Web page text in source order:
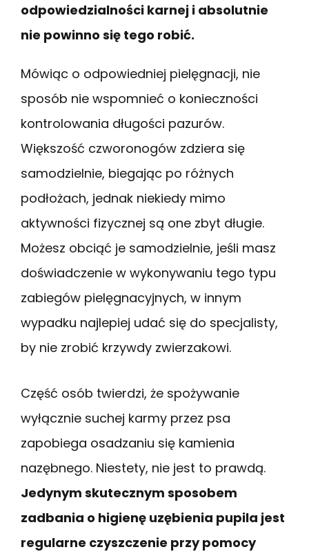
odpowiedzialności karnej i absolutnie
nie powinno się tego robić.
Mówiąc o odpowiedniej pielęgnacji, nie
sposób nie wspomnieć o konieczności
kontrolowania długości pazurów.
Większość czworonogów zdziera się
samodzielnie, biegając po różnych
podłożach, jednak niekiedy mimo
aktywności fizycznej są one zbyt długie.
Możesz obciąć je samodzielnie, jeśli masz
doświadczenie w wykonywaniu tego typu
zabiegów pielęgnacyjnych, w innym
wypadku najlepiej udać się do specjalisty,
by nie zrobić krzywdy zwierzakowi.
Część osób twierdzi, że spożywanie
wyłącznie suchej karmy przez psa
zapobiega osadzaniu się kamienia
nazębnego. Niestety, nie jest to prawdą.
Jedynym skutecznym sposobem
zadbania o higienę uzębienia pupila jest
regularne czyszczenie przy pomocy